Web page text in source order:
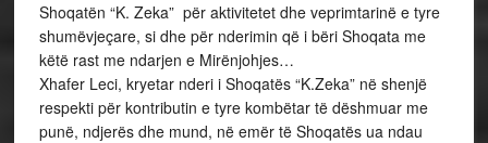
Shoqatën “K. Zeka” për aktivitetet dhe veprimtarinë e tyre
shumëvjeçare, si dhe për nderimin që i bëri Shoqata me
këtë rast me ndarjen e Mirënjohjes…
Xhafer Leci, kryetar nderi i Shoqatës “K.Zeka” në shenjë
respekti për kontributin e tyre kombëtar të dëshmuar me
punë, ndjerës dhe mund, në emër të Shoqatës ua ndau